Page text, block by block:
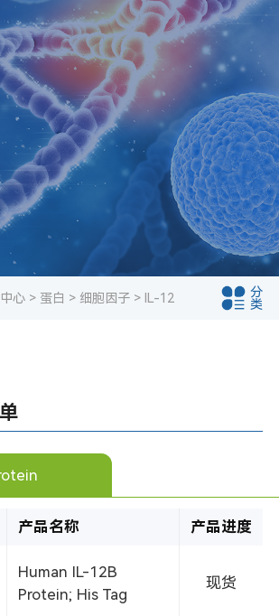
心> 蛋白 > 细胞因子> IL-12
分
类
产品名称 产品进度
Human IL-12B
Protein; His Tag
现货